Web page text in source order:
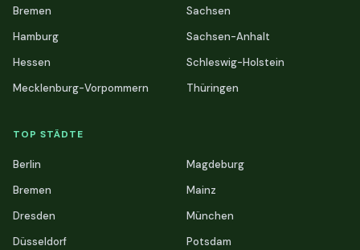
Bremen
Hamburg
Hessen
Mecklenburg-Vorpommern
Sachsen
Sachsen-Anhalt
Schleswig-Holstein
Thüringen
TOP STÄDTE
Berlin
Bremen
Dresden
Düsseldorf
Magdeburg
Mainz
München
Potsdam